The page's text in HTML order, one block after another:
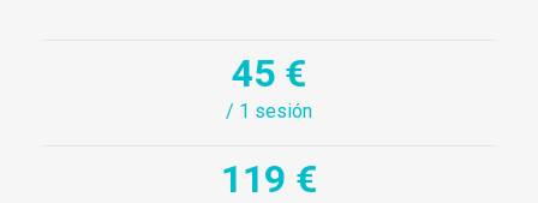
45 €
/ 1 sesión
119 €